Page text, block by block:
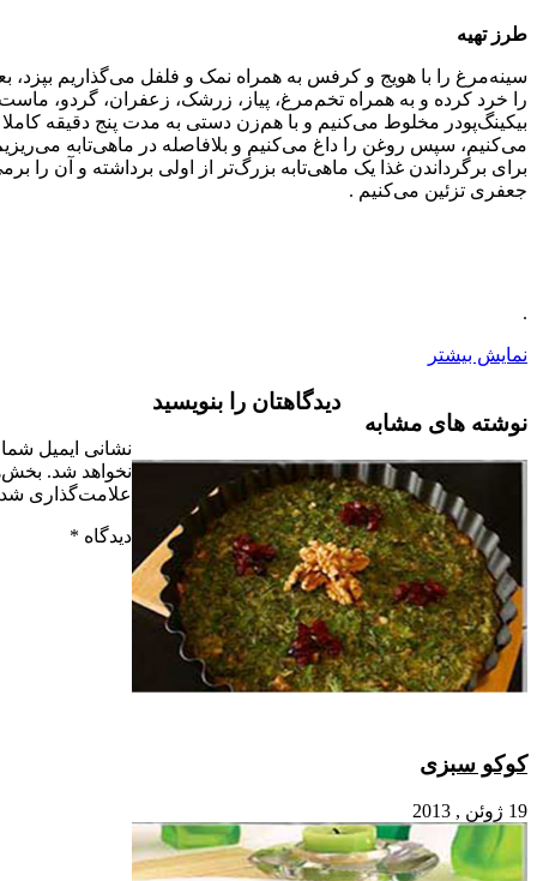
هویج و کرفس به همراه نمک و فلفل می‌گذاریم بپزد، بعد از پختن، آن
به همراه تخم‌مرغ، پیاز، زرشک، زعفران، گردو، ماست چکیده و
می‌کنیم و با هم‌زن دستی به مدت پنج دقیقه کاملا مخلوط
را داغ می‌کنیم و بلافاصله در ماهی‌تابه می‌ریزیم تا پف کند
غذا یک ماهی‌تابه بزرگ‌تر از اولی برداشته و آن را برمی‌گردانیم و با
می‌کنیم .
مشابه
دیدگاهتان را بنویسید
نشانی ایمیل شما منتشر
نخواهد شد.
بخش‌های موردنیاز
علامت‌گذاری شده‌اند*
دیدگاه *